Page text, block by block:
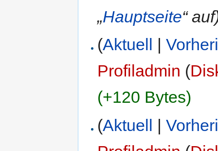
„Hauptseite“
(Aktuell |
Profiladmin (
(+120 Bytes)
(Aktuell |